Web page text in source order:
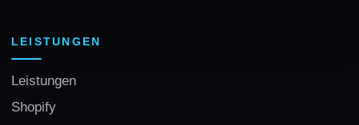
LEISTUNGEN
Leistungen
Shopify